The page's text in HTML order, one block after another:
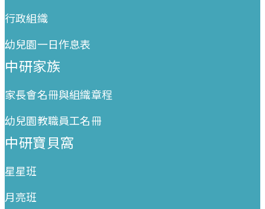
行政組織
幼兒園一日作息表
中研家族
家長會名冊與組織章程
幼兒園教職員工名冊
中研寶貝窩
星星班
月亮班